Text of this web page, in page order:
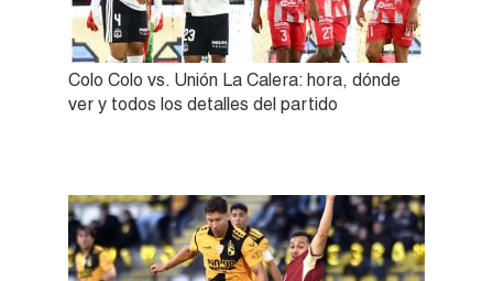
Colo Colo vs. Unión La Calera: hora, dónde
ver y todos los detalles del partido